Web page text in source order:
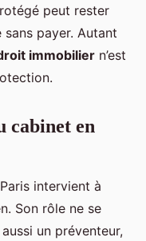
peut rester
sans payer. Autant
immobilier n’est
cabinet en
intervient à
Son rôle ne se
un préventeur,